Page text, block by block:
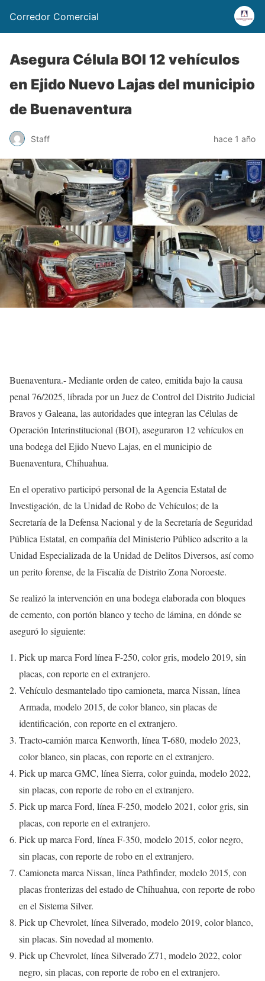
Corredor Comercial
Asegura Célula BOI 12 vehículos
en Ejido Nuevo Lajas del municipio
de Buenaventura
Staff hace 1 año
Buenaventura.- Mediante orden de cateo, emitida bajo la causa
penal 76/2025, librada por un Juez de Control del Distrito Judicial
Bravos y Galeana, las autoridades que integran las Células de
Operación Interinstitucional (BOI), aseguraron 12 vehículos en
una bodega del Ejido Nuevo Lajas, en el municipio de
Buenaventura, Chihuahua.
En el operativo participó personal de la Agencia Estatal de
Investigación, de la Unidad de Robo de Vehículos; de la
Secretaría de la Defensa Nacional y de la Secretaría de Seguridad
Pública Estatal, en compañía del Ministerio Público adscrito a la
Unidad Especializada de la Unidad de Delitos Diversos, así como
un perito forense, de la Fiscalía de Distrito Zona Noroeste.
Se realizó la intervención en una bodega elaborada con bloques
de cemento, con portón blanco y techo de lámina, en dónde se
aseguró lo siguiente:
Pick up marca Ford línea F-250, color gris, modelo 2019, sin
placas, con reporte en el extranjero.
Vehículo desmantelado tipo camioneta, marca Nissan, línea
Armada, modelo 2015, de color blanco, sin placas de
identificación, con reporte en el extranjero.
Tracto-camión marca Kenworth, línea T-680, modelo 2023,
color blanco, sin placas, con reporte en el extranjero.
Pick up marca GMC, línea Sierra, color guinda, modelo 2022,
sin placas, con reporte de robo en el extranjero.
Pick up marca Ford, línea F-250, modelo 2021, color gris, sin
placas, con reporte en el extranjero.
Pick up marca Ford, línea F-350, modelo 2015, color negro,
sin placas, con reporte de robo en el extranjero.
Camioneta marca Nissan, línea Pathfinder, modelo 2015, con
placas fronterizas del estado de Chihuahua, con reporte de robo
en el Sistema Silver.
Pick up Chevrolet, línea Silverado, modelo 2019, color blanco,
sin placas. Sin novedad al momento.
Pick up Chevrolet, línea Silverado Z71, modelo 2022, color
negro, sin placas, con reporte de robo en el extranjero.